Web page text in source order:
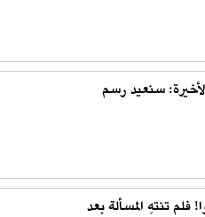
سنعيد رسم
فلم تنتهِ المسألة بعد